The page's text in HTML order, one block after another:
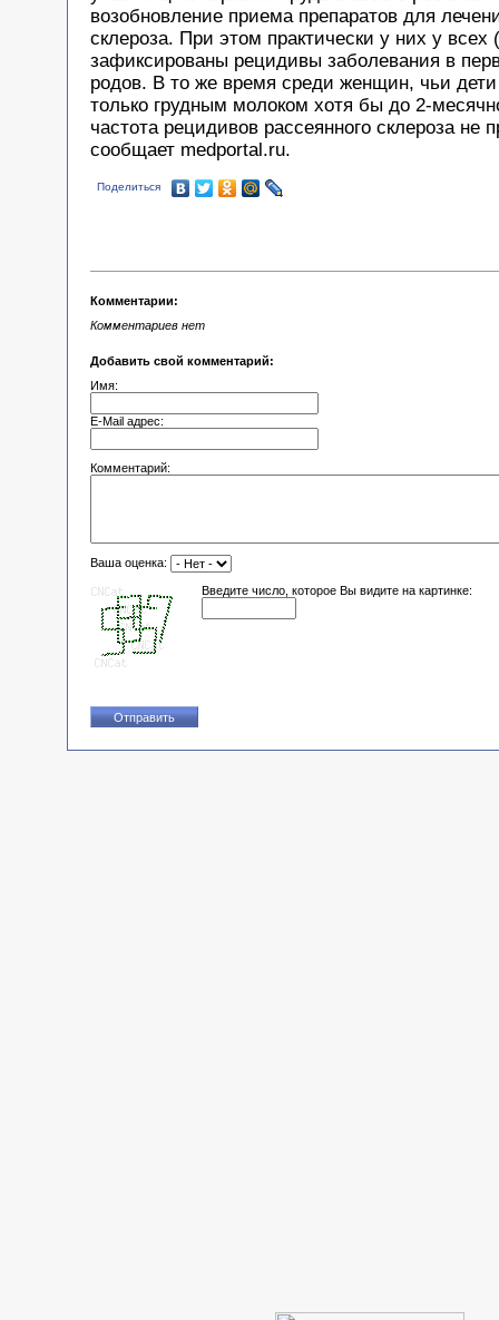
возобновление приема препаратов для
склероза. При этом практически у них у
зафиксированы рецидивы заболевания в
родов. В то же время среди женщин, чьи
только грудным молоком хотя бы до 2-
частота рецидивов рассеянного склероза не
сообщает medportal.ru.
Поделиться
Комментарии:
Комментариев нет
Добавить свой комментарий:
Имя:
E-Mail адрес:
Комментарий:
Ваша оценка:
Введите число, которое Вы видите на картинке: